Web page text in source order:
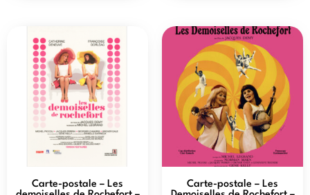
Carte-postale – Les
Carte-postale – Les